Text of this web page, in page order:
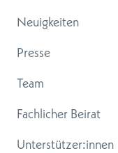
Neuigkeiten
Presse
Team
Fachlicher Beirat
Unterstützer:innen